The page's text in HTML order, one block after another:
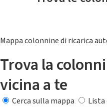
Mappa colonnine di ricarica
Trova la
vicina a te
Cerca sulla mappa